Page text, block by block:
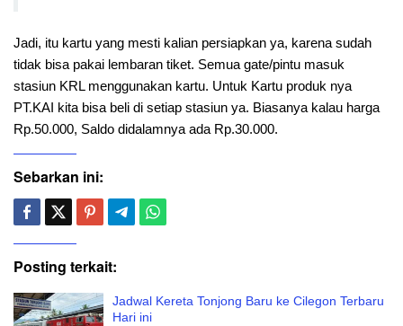
Jadi, itu kartu yang mesti kalian persiapkan ya, karena sudah
tidak bisa pakai lembaran tiket. Semua gate/pintu masuk
stasiun KRL menggunakan kartu. Untuk Kartu produk nya
PT.KAI kita bisa beli di setiap stasiun ya. Biasanya kalau harga
Rp.50.000, Saldo didalamnya ada Rp.30.000.
Sebarkan ini:
Posting terkait:
Jadwal Kereta Tonjong Baru ke Cilegon Terbaru
Hari ini